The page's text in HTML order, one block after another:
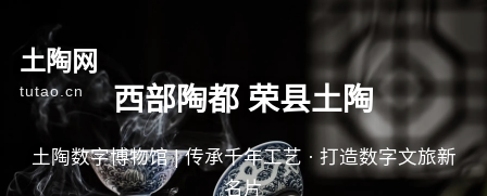
土陶网
tutao.cn 西部陶都 荣县土陶
土陶数字博物馆 | 传承千年工艺 · 打造数字文旅新
名片